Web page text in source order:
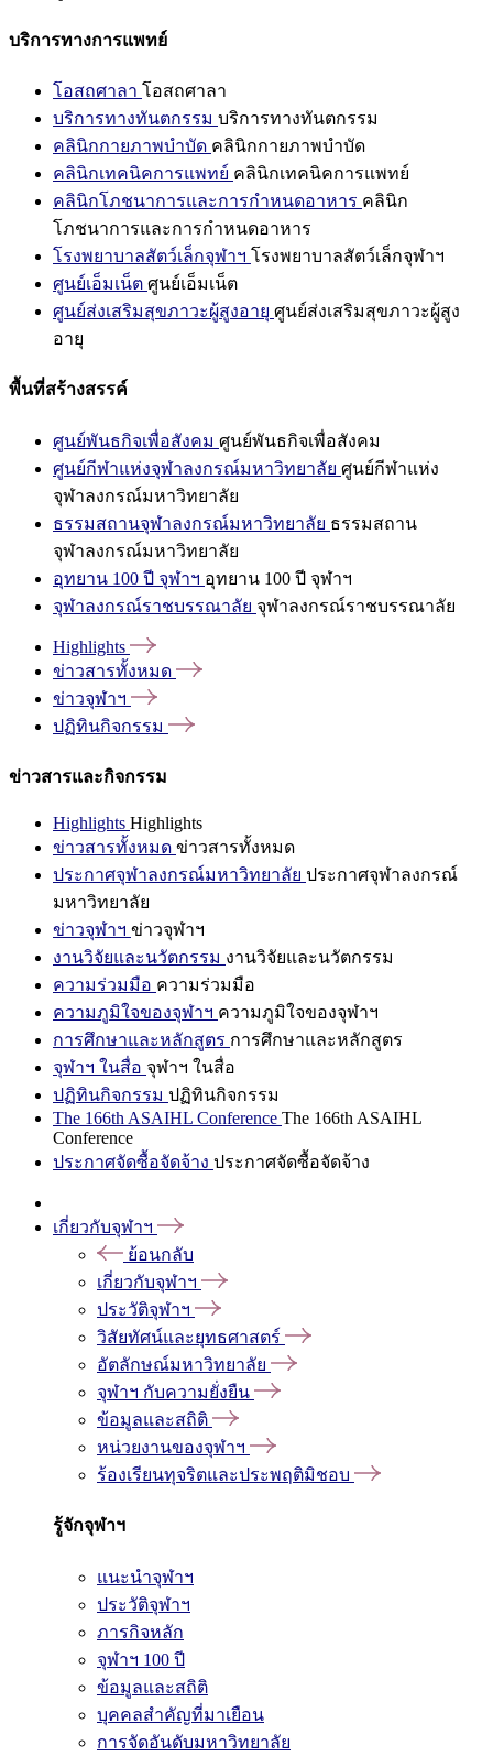
บริการทางการแพทย์
โอสถศาลา โอสถศาลา
บริการทางทันตกรรม บริการทางทันตกรรม
คลินิกกายภาพบำบัด คลินิกกายภาพบำบัด
คลินิกเทคนิคการแพทย์ คลินิกเทคนิคการแพทย์
คลินิกโภชนาการและการกำหนดอาหาร คลินิก
โภชนาการและการกำหนดอาหาร
โรงพยาบาลสัตว์เล็กจุฬาฯ โรงพยาบาลสัตว์เล็กจุฬาฯ
ศูนย์เอ็มเน็ต ศูนย์เอ็มเน็ต
ศูนย์ส่งเสริมสุขภาวะผู้สูงอายุ ศูนย์ส่งเสริมสุขภาวะผู้สูง
อายุ
พื้นที่สร้างสรรค์
ศูนย์พันธกิจเพื่อสังคม ศูนย์พันธกิจเพื่อสังคม
ศูนย์กีฬาแห่งจุฬาลงกรณ์มหาวิทยาลัย ศูนย์กีฬาแห่ง
จุฬาลงกรณ์มหาวิทยาลัย
ธรรมสถานจุฬาลงกรณ์มหาวิทยาลัย ธรรมสถาน
จุฬาลงกรณ์มหาวิทยาลัย
อุทยาน 100 ปี จุฬาฯ อุทยาน 100 ปี จุฬาฯ
จุฬาลงกรณ์ราชบรรณาลัย จุฬาลงกรณ์ราชบรรณาลัย
Highlights
ข่าวสารทั้งหมด
ข่าวจุฬาฯ
ปฏิทินกิจกรรม
ข่าวสารและกิจกรรม
Highlights Highlights
ข่าวสารทั้งหมด ข่าวสารทั้งหมด
ประกาศจุฬาลงกรณ์มหาวิทยาลัย ประกาศจุฬาลงกรณ์
มหาวิทยาลัย
ข่าวจุฬาฯ ข่าวจุฬาฯ
งานวิจัยและนวัตกรรม งานวิจัยและนวัตกรรม
ความร่วมมือ ความร่วมมือ
ความภูมิใจของจุฬาฯ ความภูมิใจของจุฬาฯ
การศึกษาและหลักสูตร การศึกษาและหลักสูตร
จุฬาฯ ในสื่อ จุฬาฯ ในสื่อ
ปฏิทินกิจกรรม ปฏิทินกิจกรรม
The 166th ASAIHL Conference The 166th ASAIHL
Conference
ประกาศจัดซื้อจัดจ้าง ประกาศจัดซื้อจัดจ้าง
เกี่ยวกับจุฬาฯ
ย้อนกลับ
เกี่ยวกับจุฬาฯ
ประวัติจุฬาฯ
วิสัยทัศน์และยุทธศาสตร์
อัตลักษณ์มหาวิทยาลัย
จุฬาฯ กับความยั่งยืน
ข้อมูลและสถิติ
หน่วยงานของจุฬาฯ
ร้องเรียนทุจริตและประพฤติมิชอบ
รู้จักจุฬาฯ
แนะนำจุฬาฯ
ประวัติจุฬาฯ
ภารกิจหลัก
จุฬาฯ 100 ปี
ข้อมูลและสถิติ
บุคคลสำคัญที่มาเยือน
การจัดอันดับมหาวิทยาลัย